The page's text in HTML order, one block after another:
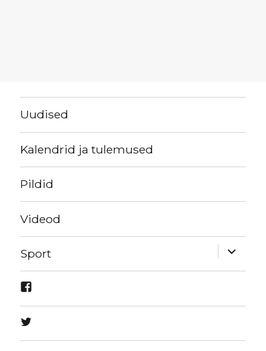
Uudised
Kalendrid ja tulemused
Pildid
Videod
Sport
expand
child